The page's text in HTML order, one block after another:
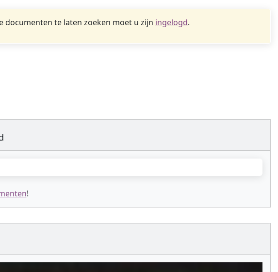
documenten te laten zoeken moet u zijn ingelogd.
!